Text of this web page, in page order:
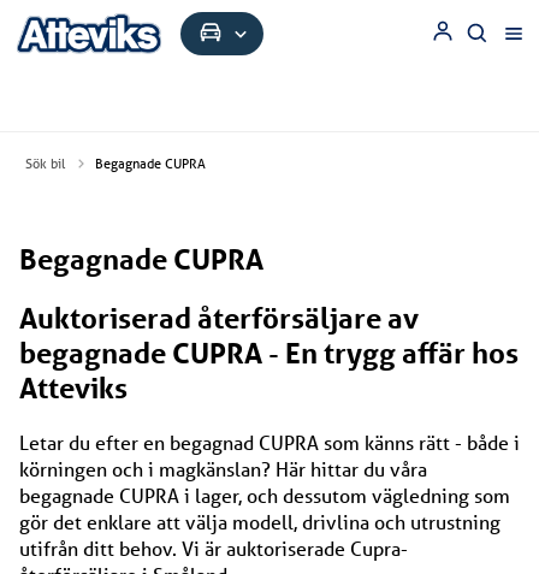
Sök bil Begagnade CUPRA
Begagnade CUPRA
Auktoriserad återförsäljare av
begagnade CUPRA - En trygg affär hos
Atteviks
Letar du efter en begagnad CUPRA som känns rätt - både i
körningen och i magkänslan? Här hittar du våra
begagnade CUPRA i lager, och dessutom vägledning som
gör det enklare att välja modell, drivlina och utrustning
utifrån ditt behov. Vi är auktoriserade Cupra-